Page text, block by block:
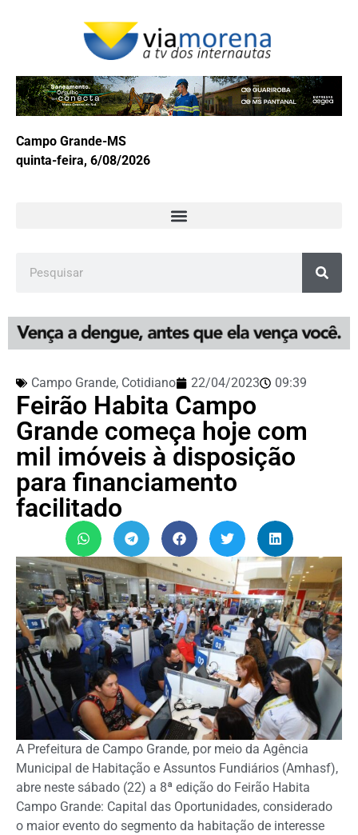
Campo Grande-MS
quinta-feira, 6/08/2026
Campo Grande, Cotidiano 22/04/2023 09:39
Feirão Habita Campo
Grande começa hoje com
mil imóveis à disposição
para financiamento
facilitado
A Prefeitura de Campo Grande, por meio da Agência
Municipal de Habitação e Assuntos Fundiários (Amhasf),
abre neste sábado (22) a 8ª edição do Feirão Habita
Campo Grande: Capital das Oportunidades, considerado
o maior evento do segmento da habitação de interesse